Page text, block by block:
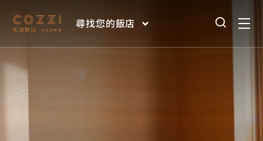
尋找您的飯店